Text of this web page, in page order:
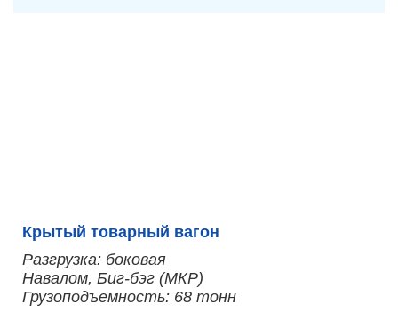
Крытый товарный вагон
Разгрузка: боковая
Навалом, Биг-бэг (МКР)
Грузоподъемность: 68 тонн